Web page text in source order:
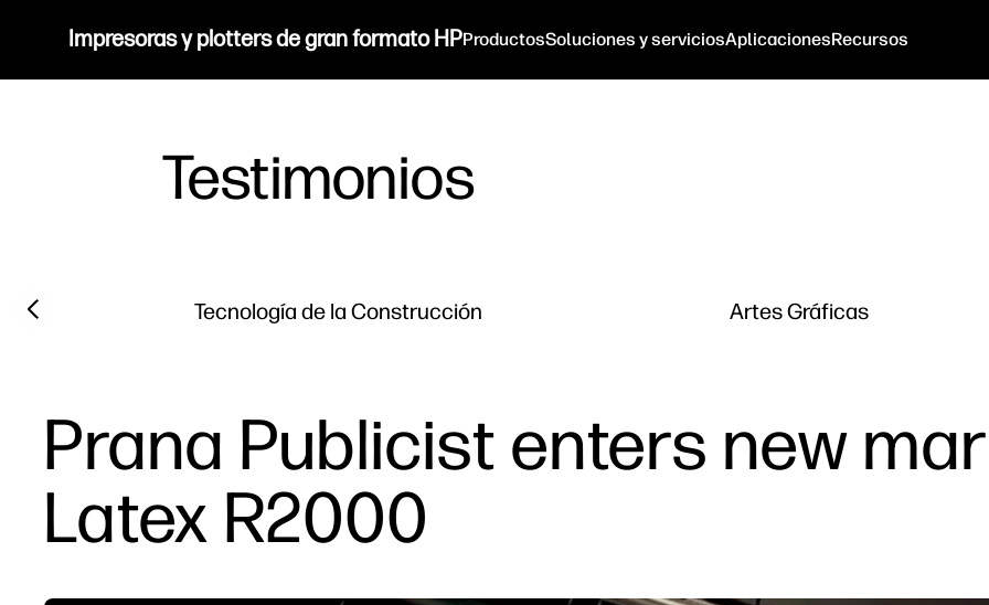
Impresoras y plotters de gran formato HPProductosSoluciones y serviciosAplicacionesRecursos
Testimonios
Filter category
Tecnología de la Construcción Artes Gráficas
Previous slide
Prana Publicist enters new
Latex R2000